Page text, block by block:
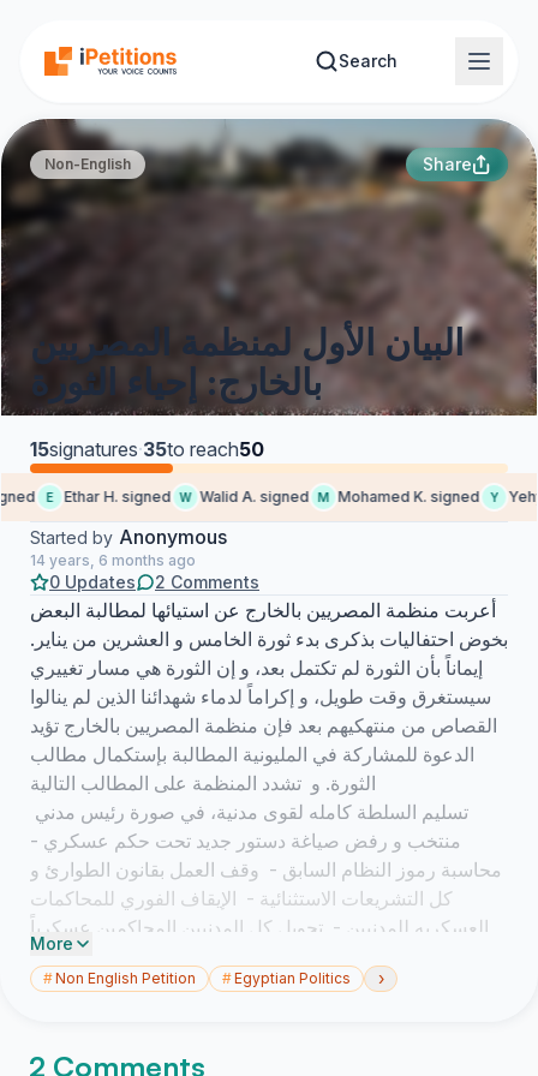
Search
Non-English Share
البيان الأول لمنظمة المصريين
بالخارج: إحياء الثورة
15signatures·35to reach50
E Ethar H. signed W Walid A. signed M Mohamed K. signed Y
Started by Anonymous
14 years, 6 months ago
0 Updates 2 Comments
أعربت منظمة المصريين بالخارج عن استيائها لمطالبة البعض
بخوض احتفاليات بذكرى بدء ثورة الخامس و العشرين من يناير.
إيماناً بأن الثورة لم تكتمل بعد، و إن الثورة هي مسار تغييري
سيستغرق وقت طويل، و إكراماً لدماء شهدائنا الذين لم ينالوا
القصاص من منتهكيهم بعد فإن منظمة المصريين بالخارج تؤيد
الدعوة للمشاركة في المليونية المطالبة بإستكمال مطالب
الثورة. و تشدد المنظمة على المطالب التالية
منتخب و رفض صياغة دستور جديد تحت حكم عسكري -
محاسبة رموز النظام السابق - وقف العمل بقانون الطوارئ و
كل التشريعات الاستثنائية - الإيقاف الفوري للمحاكمات
العسكريه للمدنيين - تحويل كل المدنيين المحاكمين عسكرياً
لمحاكم مدنية و الإفراج عن كل سجناء الرأي - عدم المشاركة
في أي إحتفاليات إكراماً لذكرى الشهداء و حتى يتم محاسبة
و الإنحيازيه - تطهير و إصلاح وزارة الداخلية و وضع ضوابط
More
#Non English Petition #Egyptian Politics ›
2 Comments